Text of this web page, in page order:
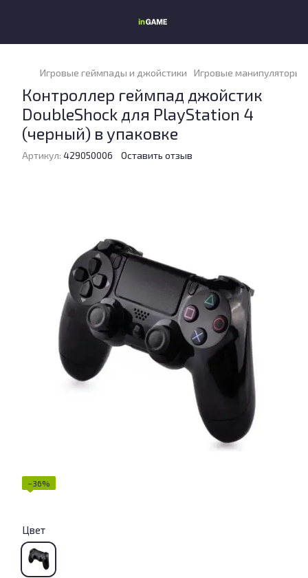
Игровые геймпады и джойстики Игровые манипуляторы
Контроллер геймпад джойстик
DoubleShock для PlayStation 4
(черный) в упаковке
Артикул: 429050006 Оставить отзыв
−36%
Цвет